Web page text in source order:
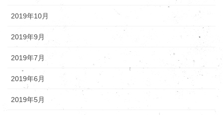
2019年10月
2019年9月
2019年7月
2019年6月
2019年5月